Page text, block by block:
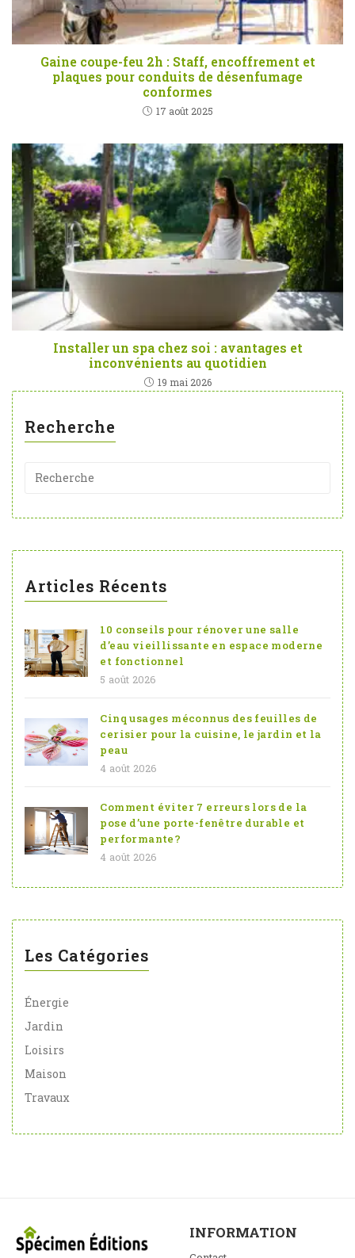
Gaine coupe-feu 2h : Staff, encoffrement et
plaques pour conduits de désenfumage
conformes
17 août 2025
Installer un spa chez soi : avantages et
inconvénients au quotidien
19 mai 2026
Recherche
Articles Récents
10 conseils pour rénover une salle
d’eau vieillissante en espace moderne
et fonctionnel
5 août 2026
Cinq usages méconnus des feuilles de
cerisier pour la cuisine, le jardin et la
peau
4 août 2026
Comment éviter 7 erreurs lors de la
pose d’une porte-fenêtre durable et
performante?
4 août 2026
Les Catégories
Énergie
Jardin
Loisirs
Maison
Travaux
INFORMATION